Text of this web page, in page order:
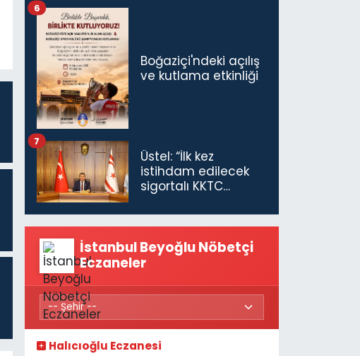
Boğaziçi'ndeki açılış
ve kutlama etkinliği
6
Üstel: “İlk kez
istihdam edilecek
sigortalı KKTC
maaş desteğini 35
bin TL'ye çıkardık”
7
İstanbul Beyoğlu Nöbetçi
Eczaneler
Halıcıoğlu Eczanesi